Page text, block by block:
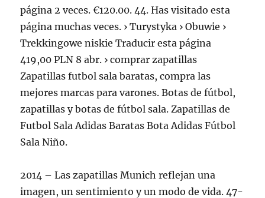
página 2 veces. €120.00. 44. Has visitado esta
página muchas veces. › Turystyka › Obuwie ›
Trekkingowe niskie Traducir esta página
419,00 PLN 8 abr. › comprar zapatillas
Zapatillas futbol sala baratas, compra las
mejores marcas para varones. Botas de fútbol,
zapatillas y botas de fútbol sala. Zapatillas de
Futbol Sala Adidas Baratas Bota Adidas Fútbol
Sala Niño.
2014 – Las zapatillas Munich reflejan una
imagen, un sentimiento y un modo de vida. 47-